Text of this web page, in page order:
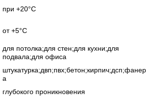
при +20°С
от +5°С
для потолка;для стен;для кухни;для
подвала;для офиса
штукатурка;двп;пвх;бетон;кирпич;дсп;фанер
а
глубокого проникновения